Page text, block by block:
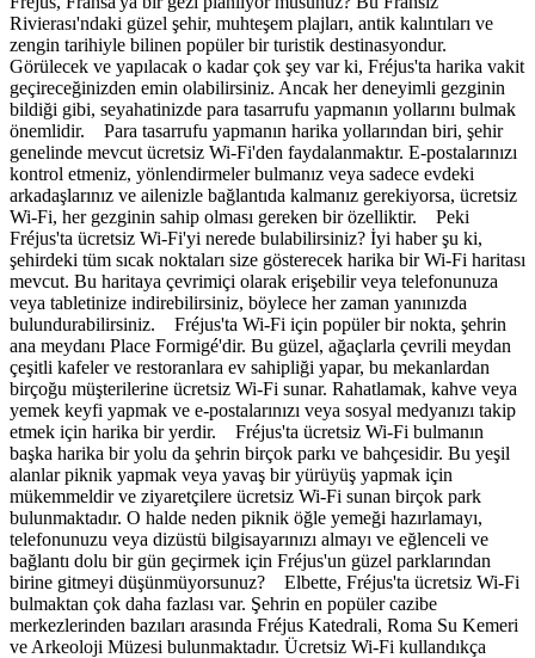
Rivierası'ndaki güzel şehir, muhteşem plajları, antik kalıntıları ve
zengin tarihiyle bilinen popüler bir turistik destinasyondur.
Görülecek ve yapılacak o kadar çok şey var ki, Fréjus'ta harika vakit
geçireceğinizden emin olabilirsiniz. Ancak her deneyimli gezginin
bildiği gibi, seyahatinizde para tasarrufu yapmanın yollarını bulmak
önemlidir. Para tasarrufu yapmanın harika yollarından biri, şehir
genelinde mevcut ücretsiz Wi-Fi'den faydalanmaktır. E-postalarınızı
kontrol etmeniz, yönlendirmeler bulmanız veya sadece evdeki
arkadaşlarınız ve ailenizle bağlantıda kalmanız gerekiyorsa, ücretsiz
Wi-Fi, her gezginin sahip olması gereken bir özelliktir. Peki
Fréjus'ta ücretsiz Wi-Fi'yi nerede bulabilirsiniz? İyi haber şu ki,
şehirdeki tüm sıcak noktaları size gösterecek harika bir Wi-Fi haritası
mevcut. Bu haritaya çevrimiçi olarak erişebilir veya telefonunuza
veya tabletinize indirebilirsiniz, böylece her zaman yanınızda
bulundurabilirsiniz. Fréjus'ta Wi-Fi için popüler bir nokta, şehrin
ana meydanı Place Formigé'dir. Bu güzel, ağaçlarla çevrili meydan
çeşitli kafeler ve restoranlara ev sahipliği yapar, bu mekanlardan
birçoğu müşterilerine ücretsiz Wi-Fi sunar. Rahatlamak, kahve veya
yemek keyfi yapmak ve e-postalarınızı veya sosyal medyanızı takip
etmek için harika bir yerdir. Fréjus'ta ücretsiz Wi-Fi bulmanın
başka harika bir yolu da şehrin birçok parkı ve bahçesidir. Bu yeşil
alanlar piknik yapmak veya yavaş bir yürüyüş yapmak için
mükemmeldir ve ziyaretçilere ücretsiz Wi-Fi sunan birçok park
bulunmaktadır. O halde neden piknik öğle yemeği hazırlamayı,
telefonunuzu veya dizüstü bilgisayarınızı almayı ve eğlenceli ve
bağlantı dolu bir gün geçirmek için Fréjus'un güzel parklarından
birine gitmeyi düşünmüyorsunuz? Elbette, Fréjus'ta ücretsiz Wi-Fi
bulmaktan çok daha fazlası var. Şehrin en popüler cazibe
merkezlerinden bazıları arasında Fréjus Katedrali, Roma Su Kemeri
ve Arkeoloji Müzesi bulunmaktadır. Ücretsiz Wi-Fi kullandıkça